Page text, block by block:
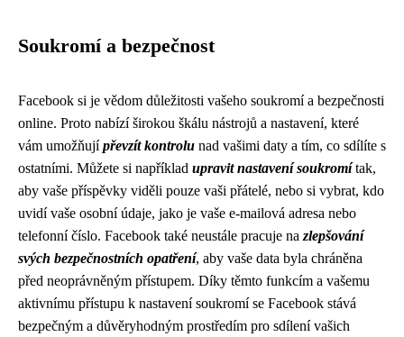
Soukromí a bezpečnost
Facebook si je vědom důležitosti vašeho soukromí a bezpečnosti
online. Proto nabízí širokou škálu nástrojů a nastavení, které
vám umožňujípřevzít kontrolu nad vašimi daty a tím, co sdílíte s
ostatními. Můžete si například upravit nastavení soukromítak,
aby vaše příspěvky viděli pouze vaši přátelé, nebo si vybrat, kdo
uvidí vaše osobní údaje, jako je vaše e-mailová adresa nebo
telefonní číslo. Facebook také neustále pracuje na zlepšování
svých bezpečnostních opatření, aby vaše data byla chráněna
před neoprávněným přístupem. Díky těmto funkcím a vašemu
aktivnímu přístupu k nastavení soukromí se Facebook stává
bezpečným a důvěryhodným prostředím pro sdílení vašich